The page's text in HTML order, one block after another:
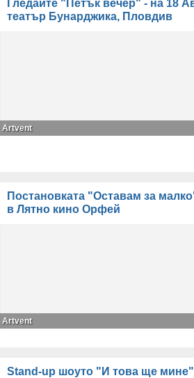
Гледайте "Петък вечер" - на 18
театър Бунарджика, Пловдив
Аrtvent
Постановката "Оставам за
в Лятно кино Орфей
Аrtvent
Stand-up шоуто "И това ще мине"